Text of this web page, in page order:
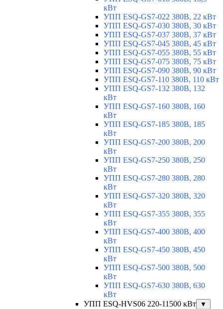
кВт
УПП ESQ-GS7-022 380В, 22 кВт
УПП ESQ-GS7-030 380В, 30 кВт
УПП ESQ-GS7-037 380В, 37 кВт
УПП ESQ-GS7-045 380В, 45 кВт
УПП ESQ-GS7-055 380В, 55 кВт
УПП ESQ-GS7-075 380В, 75 кВт
УПП ESQ-GS7-090 380В, 90 кВт
УПП ESQ-GS7-110 380В, 110 кВт
УПП ESQ-GS7-132 380В, 132
кВт
УПП ESQ-GS7-160 380В, 160
кВт
УПП ESQ-GS7-185 380В, 185
кВт
УПП ESQ-GS7-200 380В, 200
кВт
УПП ESQ-GS7-250 380В, 250
кВт
УПП ESQ-GS7-280 380В, 280
кВт
УПП ESQ-GS7-320 380В, 320
кВт
УПП ESQ-GS7-355 380В, 355
кВт
УПП ESQ-GS7-400 380В, 400
кВт
УПП ESQ-GS7-450 380В, 450
кВт
УПП ESQ-GS7-500 380В, 500
кВт
УПП ESQ-GS7-630 380В, 630
кВт
УПП ESQ-HVS06 220-11500 кВт
▼